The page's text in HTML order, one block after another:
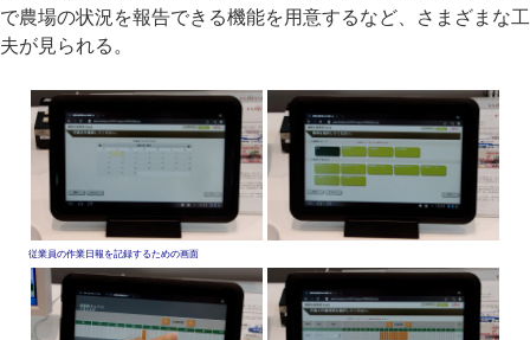
で農場の状況を報告できる機能を用意するなど、さまざまな工
夫が見られる。
従業員の作業日報を記録するための画面